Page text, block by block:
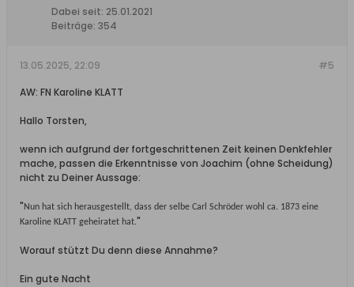
Dabei seit: 25.01.2021
Beiträge: 354
#5
13.05.2025, 22:09
AW: FN Karoline KLATT
Hallo Torsten,
wenn ich aufgrund der fortgeschrittenen Zeit keinen Denkfehler
mache, passen die Erkenntnisse von Joachim (ohne Scheidung)
nicht zu Deiner Aussage:
" Nun hat sich herausgestellt, dass der selbe Carl Schröder wohl ca. 1873 eine
Karoline KLATT geheiratet hat."
Worauf stützt Du denn diese Annahme?
Ein gute Nacht